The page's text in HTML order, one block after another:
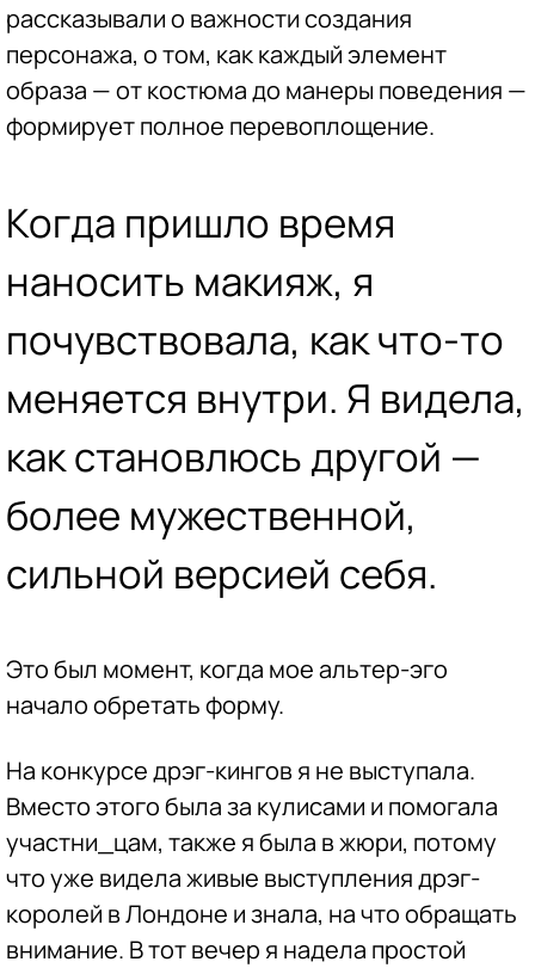
рассказывали о важности создания
персонажа, о том, как каждый элемент
образа — от костюма до манеры поведения —
формирует полное перевоплощение.
Когда пришло время
наносить макияж, я
почувствовала, как что-то
меняется внутри. Я видела,
как становлюсь другой —
более мужественной,
сильной версией себя.
Это был момент, когда мое альтер-эго
начало обретать форму.
На конкурсе дрэг-кингов я не выступала.
Вместо этого была за кулисами и помогала
участни_цам, также я была в жюри, потому
что уже видела живые выступления дрэг-
королей в Лондоне и знала, на что обращать
внимание. В тот вечер я надела простой